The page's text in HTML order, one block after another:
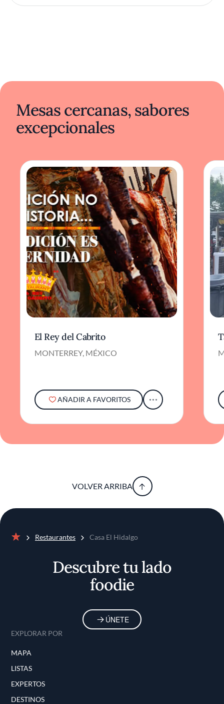
Mesas cercanas, sabores
excepcionales
El Rey del Cabrito
MONTERREY, MÉXICO
AÑADIR A FAVORITOS
VOLVER ARRIBA
Restaurantes Casa El Hidalgo
Descubre tu lado
foodie
ÚNETE
EXPLORAR POR
MAPA
LISTAS
EXPERTOS
DESTINOS